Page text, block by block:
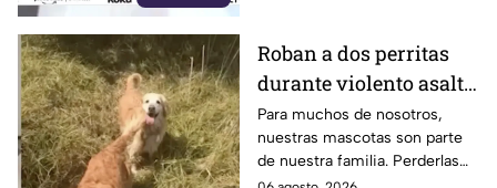
Roban a dos perritas
durante violento asalto
en carretera de Puebla,
inseguridad sigue
golpeando bajo el
Para muchos de nosotros,
nuestras mascotas son parte
de nuestra familia. Perderlas